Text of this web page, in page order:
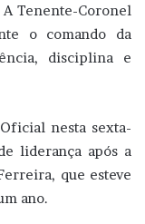
Tenente-Coronel
o comando da
disciplina e
nesta sexta-
liderança após a
que esteve
ano.